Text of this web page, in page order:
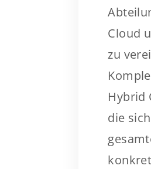
Cloud
zu
Hybrid
die